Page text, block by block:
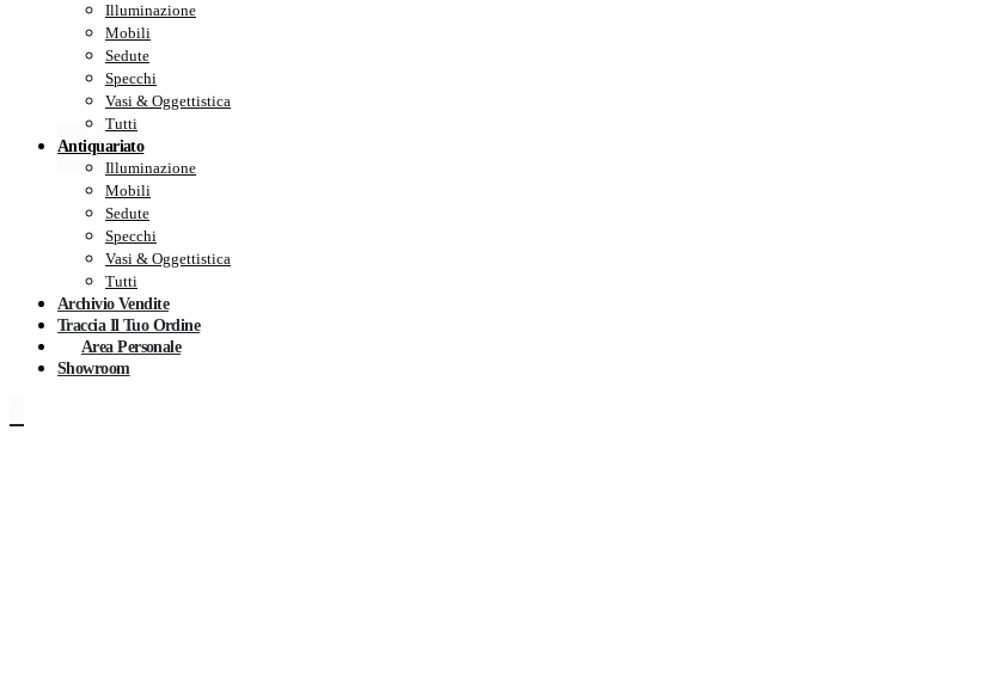
Illuminazione
Mobili
Sedute
Specchi
Vasi & Oggettistica
Tutti
Antiquariato
Illuminazione
Mobili
Sedute
Specchi
Vasi & Oggettistica
Tutti
Archivio Vendite
Traccia Il Tuo Ordine
Area Personale
Showroom